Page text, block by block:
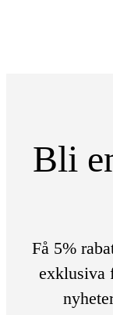
Bli
Få 5%
exklusiva